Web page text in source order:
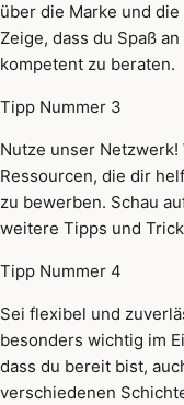
über die Marke und
Zeige, dass du Spaß
kompetent zu beraten.
Tipp Nummer 3
Nutze unser
Ressourcen, die dir
zu bewerben. Schau
weitere Tipps und
Tipp Nummer 4
Sei flexibel und
besonders wichtig im
dass du bereit bist,
verschiedenen